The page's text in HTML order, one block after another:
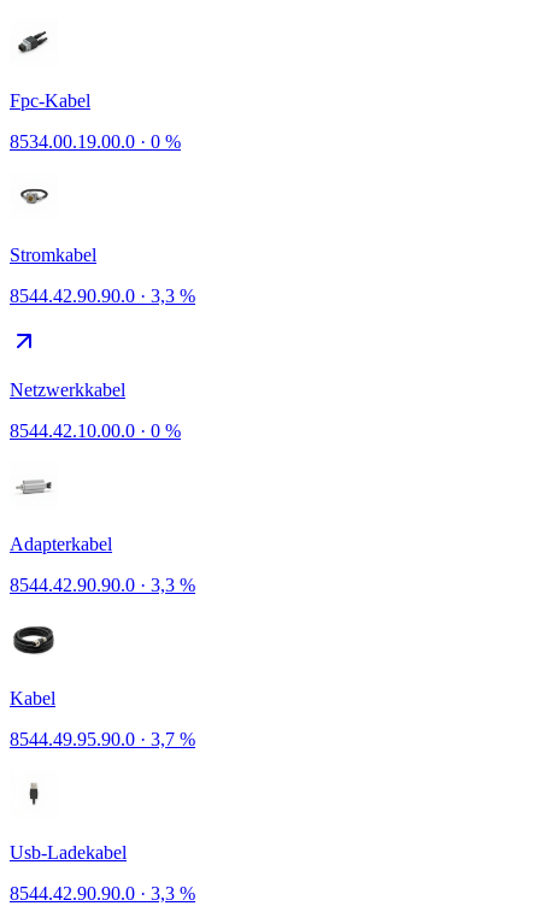
Fpc-Kabel
8534.00.19.00.0 · 0 %
Stromkabel
8544.42.90.90.0 · 3,3 %
Netzwerkkabel
8544.42.10.00.0 · 0 %
Adapterkabel
8544.42.90.90.0 · 3,3 %
Kabel
8544.49.95.90.0 · 3,7 %
Usb-Ladekabel
8544.42.90.90.0 · 3,3 %